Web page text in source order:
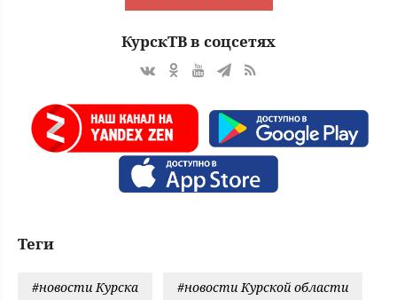
КурскТВ в соцсетях
Теги
#новости Курска #новости Курской области